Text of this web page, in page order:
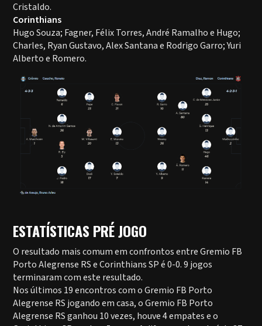
Cristaldo.
Corinthians
Hugo Souza; Fagner, Félix Torres, André Ramalho e Hugo;
Charles, Ryan Gustavo, Alex Santana e Rodrigo Garro; Yuri
Alberto e Romero.
ESTATÍSTICAS PRÉ JOGO
O resultado mais comum em confrontos entre Gremio FB
Porto Alegrense RS e Corinthians SP é 0-0. 9 jogos
terminaram com este resultado.
Nos últimos 19 encontros com o Gremio FB Porto
Alegrense RS jogando em casa, o Gremio FB Porto
Alegrense RS ganhou 10 vezes, houve 4 empates e o